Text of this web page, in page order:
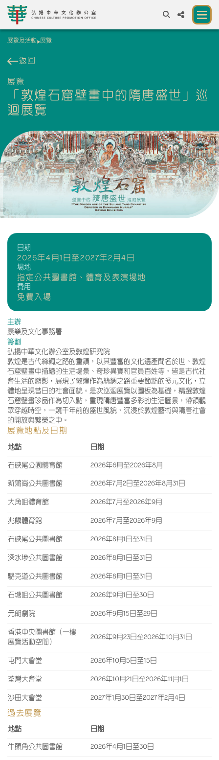
EN繁簡
一所讓公眾體驗中華文化的新場館
展覽及活動
資源
合作夥伴
聯絡我們
展覽及活動 展覽
返回
展覽
「敦煌石窟壁畫中的隋唐盛世」巡
迴展覽
日期
2026年4月1日至2027年2月4日
場地
指定公共圖書館、體育及表演場地
費用
免費入場
主辦
康樂及文化事務署
籌劃
弘揚中華文化辦公室及敦煌研究院
敦煌是古代絲綢之路的重鎮，以其豐富的文化遺產聞名於世。敦煌
石窟壁畫中描繪的生活場景、奇珍異寶和官員百姓等，皆是古代社
會生活的縮影，展現了敦煌作為絲綢之路重要節點的多元文化，立
體地呈現昔日的社會面貌。是次巡迴展覽以圖板為基礎，精選敦煌
石窟壁畫珍品作為切入點，重現隋唐豐富多彩的生活圖景，帶領觀
眾穿越時空，一窺千年前的盛世風貌，沉浸於敦煌藝術與隋唐社會
的開放與繁榮之中。
展覽地點及日期
地點 日期
石硤尾公園體育館 2026年6月至2026年8月
新蒲崗公共圖書館 2026年7月2日至2026年8月31日
大角咀體育館 2026年7月至2026年9月
兆麟體育館 2026年7月至2026年9月
石硤尾公共圖書館 2026年8月1日至31日
深水埗公共圖書館 2026年8月1日至31日
駱克道公共圖書館 2026年8月1日至31日
石塘咀公共圖書館 2026年9月1日至30日
元朗劇院 2026年9月15日至29日
香港中央圖書館（一樓
展覽活動空間）
2026年9月23日至2026年10月31日
屯門大會堂 2026年10月5日至15日
荃灣大會堂 2026年10月21日至2026年11月1日
沙田大會堂 2027年1月30日至2027年2月4日
過去展覽
地點 日期
牛頭角公共圖書館 2026年4月1日至30日